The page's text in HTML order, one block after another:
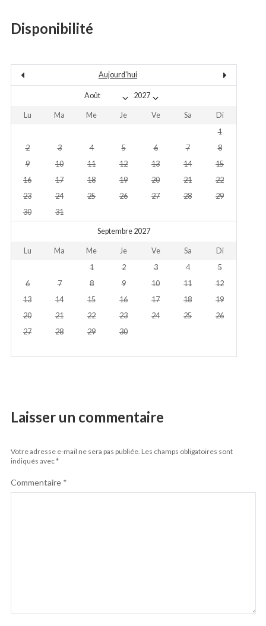
Disponibilité
Aujourd'hui
Lu Ma Me Je Ve Sa
Di
1
2
3 4 5 6 7
8
9
10 11 12 13 14
15
16
17 18 19 20 21
22
23
24 25 26 27 28
29
30
31
Septembre 2027
Lu Ma Me Je Ve Sa
Di
1
2 3 4
5
6
7 8 9 10 11
12
13
14 15 16 17 18
19
20
21 22 23 24 25
26
27
28 29 30
Laisser un commentaire
Votre adresse e-mail ne sera pas publiée. Les champs obligatoires sont
indiqués avec*
Commentaire *